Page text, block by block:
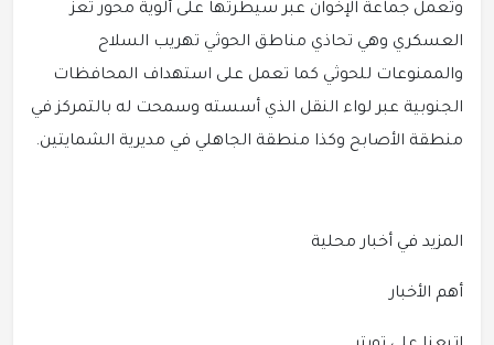
وتعمل جماعة الإخوان عبر سيطرتها على ألوية محور تعز
العسكري وهي تحاذي مناطق الحوثي تهريب السلاح
والممنوعات للحوثي كما تعمل على استهداف المحافظات
الجنوبية عبر لواء النقل الذي أسسته وسمحت له بالتمركز في
منطقة الأصابح وكذا منطقة الجاهلي في مديرية الشمايتين.
المزيد في أخبار محلية
أهم الأخبار